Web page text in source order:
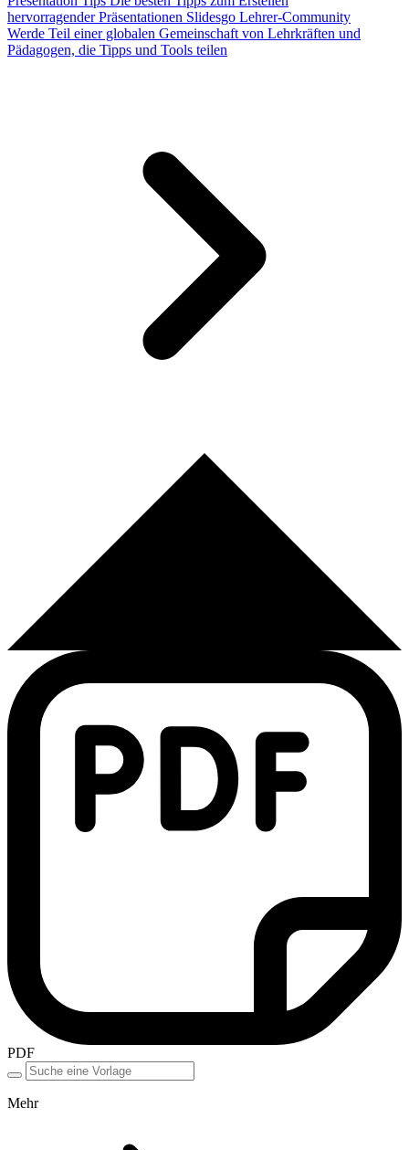
hervorragender Präsentationen Slidesgo Lehrer-Community
Werde Teil einer globalen Gemeinschaft von Lehrkräften und
Pädagogen, die Tipps und Tools teilen
PDF
Mehr